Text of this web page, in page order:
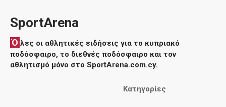
SportArena
Ό λες οι αθλητικές ειδήσεις για το κυπριακό
ποδόσφαιρο, το διεθνές ποδόσφαιρο και τον
αθλητισμό μόνο στο SportArena.com.cy.
Κατηγορίες